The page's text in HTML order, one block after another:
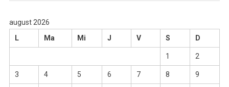
august 2026
L
Ma Mi J V S D
1 2
3 4 5 6 7 8 9